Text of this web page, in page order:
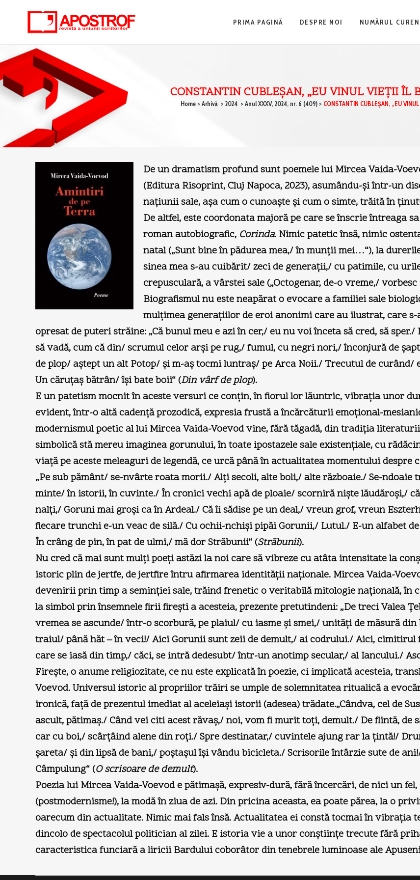
PRIMA PAGINĂ DESPRE NOI NUMĂRUL
CONSTANTIN CUBLEŞAN, „EU VINUL VIEŢII ÎL
Home > Arhivă > 2024 > Anul XXXV, 2024, nr. 6 (409) > CONSTANTIN CUBLEŞAN, „EU
De un dramatism profund sunt poemele lui Mircea Vaida-
(Editura Risoprint, Cluj Napoca, 2023), asumându-şi într-un
naţiunii sale, aşa cum o cunoaşte şi cum o simte, trăită în
De altfel, este coordonata majoră pe care se înscrie întreaga
roman autobiografic, Corinda. Nimic patetic însă, nimic
natal („Sunt bine în pădurea mea,/ în munţii mei…“), la
sinea mea s-au cuibărit/ zeci de generaţii,/ cu patimile, cu
crepusculară, a vârstei sale („Octogenar, de-o vreme,/
Biografismul nu este neapărat o evocare a familiei sale
mulţimea generaţiilor de eroi anonimi care au ilustrat, care
opresat de puteri străine: „Că bunul meu e azi în cer,/ eu nu voi înceta să cred, să
să vadă, cum că din/ scrumul celor arşi pe rug,/ fumul, cu negri nori,/ înconjură de
de plop/ aştept un alt Potop/ şi m-aş tocmi luntraş/ pe Arca Noii./ Trecutul de
Un căruţaş bătrân/ îşi bate boii“ (Din vârf de plop).
E un patetism mocnit în aceste versuri ce conţin, în fiorul lor lăuntric, vibraţia unor
evident, într-o altă cadenţă prozodică, expresia frustă a încărcăturii emoţional-
modernismul poetic al lui Mircea Vaida-Voevod vine, fără tăgadă, din tradiţia
simbolică stă mereu imaginea gorunului, în toate ipostazele sale existenţiale, cu
viaţă pe aceste meleaguri de legendă, ce urcă până în actualitatea momentului despre
„Pe sub pământ/ se-nvârte roata morii./ Alţi secoli, alte boli,/ alte războaie./ Se-
minte/ în istorii, în cuvinte./ În cronici vechi apă de ploaie/ scorniră nişte lăudăroşi,/
nalţi,/ Goruni mai groşi ca în Ardeal./ Că îi sădise pe un deal,/ vreun grof, vreun
fiecare trunchi e-un veac de silă./ Cu ochii-nchişi pipăi Gorunii,/ Lutul./ E-un alfabet
În crâng de pin, în pat de ulmi,/ mă dor Străbunii“ (Străbunii).
Nu cred că mai sunt mulţi poeţi astăzi la noi care să vibreze cu atâta intensitate la
istoric plin de jertfe, de jertfire întru afirmarea identităţii naţionale. Mircea Vaida-
devenirii prin timp a seminţiei sale, trăind frenetic o veritabilă mitologie naţională, în
la simbol prin însemnele firii fireşti a acesteia, prezente pretutindeni: „De treci Valea
vremea se ascunde/ într-o scorbură, pe plaiul/ cu iasme şi smei,/ unităţi de măsură
traiul/ până hăt – în veci!/ Aici Gorunii sunt zeii de demult,/ ai codrului./ Aici,
care se iasă din timp,/ căci, se intră dedesubt/ într-un anotimp secular,/ al Iancului./
Fireşte, o anume religiozitate, ce nu este explicată în poezie, ci implicată acesteia,
Voevod. Universul istoric al propriilor trăiri se umple de solemnitatea ritualică a
ironică, faţă de prezentul imediat al aceleiaşi istorii (adesea) trădate.„Cândva, cel de
ascult, pătimaş./ Când vei citi acest răvaş,/ noi, vom fi murit toţi, demult./ De flintă, de
car cu boi,/ scârţâind alene din roţi./ Spre destinatar,/ cuvintele ajung rar la ţintă!/
şareta/ şi din lipsă de bani,/ poştaşul îşi vându bicicleta./ Scrisorile întârzie sute de
Câmpulung“ (O scrisoare de demult).
Poezia lui Mircea Vaida-Voevod e pătimaşă, expresiv-dură, fără încercări, de nici un
(postmodernisme!), la modă în ziua de azi. Din pricina aceasta, ea poate părea, la o
oarecum din actualitate. Nimic mai fals însă. Actualitatea ei constă tocmai în vibraţia
dincolo de spectacolul politician al zilei. E istoria vie a unor conştiinţe trecute fără
caracteristica funciară a liricii Bardului coborâtor din tenebrele luminoase ale